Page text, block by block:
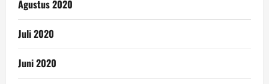
Agustus 2020
Juli 2020
Juni 2020